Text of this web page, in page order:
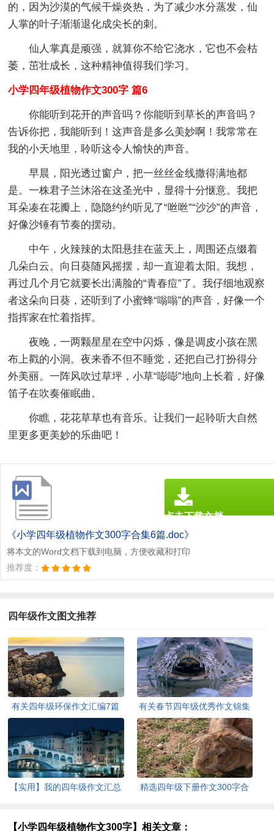
的，因为沙漠的气候干燥炎热，为了减少水分蒸发，仙
人掌的叶子渐渐退化成尖长的刺。
仙人掌真是顽强，就算你不给它浇水，它也不会枯
萎，茁壮成长，这种精神值得我们学习。
小学四年级植物作文300字 篇6
你能听到花开的声音吗？你能听到草长的声音吗？
告诉你把，我能听到！这声音是多么美妙啊！我常常在
我的小天地里，聆听这令人愉快的声音。
早晨，阳光透过窗户，把一丝丝金线撒得满地都
是。一株君子兰沐浴在这圣光中，显得十分惬意。我把
耳朵凑在花瓣上，隐隐约约听见了“咝咝”“沙沙”的声音，
好像沙锤有节奏的摆动。
中午，火辣辣的太阳悬挂在蓝天上，周围还点缀着
几朵白云。向日葵随风摇摆，却一直迎着太阳。我想，
再过几个月它就要长出满脸的“青春痘”了。我仔细地观察
者这朵向日葵，还听到了小蜜蜂“嗡嗡”的声音，好像一个
指挥家在忙着指挥。
夜晚，一两颗星星在空中闪烁，像是调皮小孩在黑
布上戳的小洞。夜来香不但不睡觉，还把自己打扮得分
外美丽。一阵风吹过草坪，小草“嘭嘭”地向上长着，好像
笛子在吹奏催眠曲。
你瞧，花花草草也有音乐。让我们一起聆听大自然
里更多更美妙的乐曲吧！
《小学四年级植物作文300字合集6篇.doc》
将本文的Word文档下载到电脑，方便收藏和打印
推荐度：
点击下载文档
文档为doc格式
四年级作文图文推荐
有关四年级环保作文汇编7篇
有关春节四年级优秀作文锦集
7篇
【实用】我的四年级作文汇总
精选四年级下册作文300字合
【小学四年级植物作文300字】相关文章：